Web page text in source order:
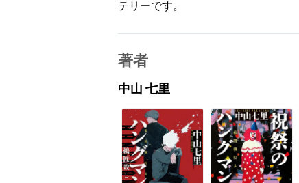
テリーです。
著者
中山 七里